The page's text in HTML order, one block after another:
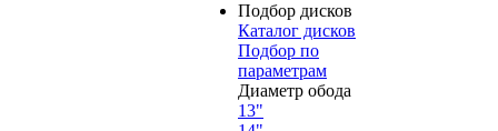
Подбор дисков
Каталог дисков
Подбор по
параметрам
Диаметр обода
13"